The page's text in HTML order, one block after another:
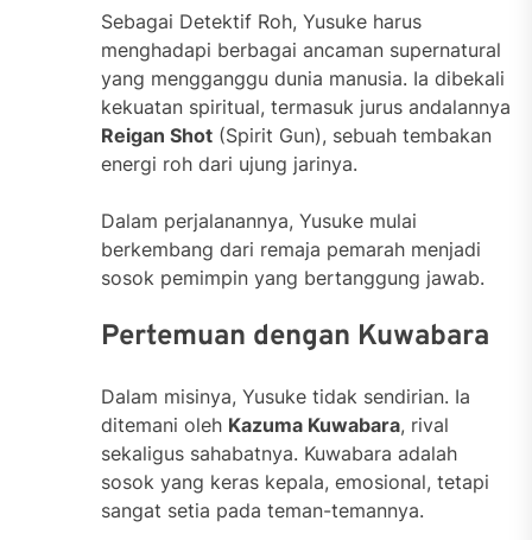
Sebagai Detektif Roh, Yusuke harus
menghadapi berbagai ancaman supernatural
yang mengganggu dunia manusia. Ia dibekali
kekuatan spiritual, termasuk jurus andalannya
Reigan Shot (Spirit Gun), sebuah tembakan
energi roh dari ujung jarinya.
Dalam perjalanannya, Yusuke mulai
berkembang dari remaja pemarah menjadi
sosok pemimpin yang bertanggung jawab.
Pertemuan dengan Kuwabara
Dalam misinya, Yusuke tidak sendirian. Ia
ditemani oleh Kazuma Kuwabara, rival
sekaligus sahabatnya. Kuwabara adalah
sosok yang keras kepala, emosional, tetapi
sangat setia pada teman-temannya.